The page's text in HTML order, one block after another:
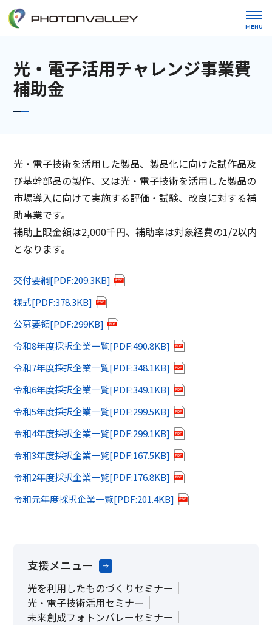
MENU
光・電子活用チャレンジ事業費
補助金
光・電子技術を活用した製品、製品化に向けた試作品及
び基幹部品の製作、又は光・電子技術を活用した製品の
市場導入に向けて実施する評価・試験、改良に対する補
助事業です。
補助上限金額は2,000千円、補助率は対象経費の1/2以内
となります。
交付要綱[PDF:209.3KB]
様式[PDF:378.3KB]
公募要領[PDF:299KB]
令和8年度採択企業一覧[PDF:490.8KB]
令和7年度採択企業一覧[PDF:348.1KB]
令和6年度採択企業一覧[PDF:349.1KB]
令和5年度採択企業一覧[PDF:299.5KB]
令和4年度採択企業一覧[PDF:299.1KB]
令和3年度採択企業一覧[PDF:167.5KB]
令和2年度採択企業一覧[PDF:176.8KB]
令和元年度採択企業一覧[PDF:201.4KB]
支援メニュー
光を利用したものづくりセミナー
光・電子技術活用セミナー
未来創成フォトンバレーセミナー